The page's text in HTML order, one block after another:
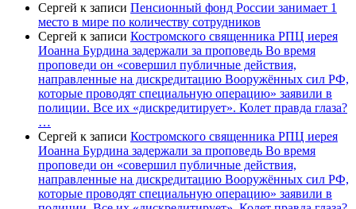
Сергей к записи Пенсионный фонд России занимает 1
место в мире по количеству сотрудников
Сергей к записи Костромского священника РПЦ иерея
Иоанна Бурдина задержали за проповедь Во время
проповеди он «совершил публичные действия,
направленные на дискредитацию Вооружённых сил РФ,
которые проводят специальную операцию» заявили в
полиции. Все их «дискредитирует». Колет правда глаза?
…
Сергей к записи Костромского священника РПЦ иерея
Иоанна Бурдина задержали за проповедь Во время
проповеди он «совершил публичные действия,
направленные на дискредитацию Вооружённых сил РФ,
которые проводят специальную операцию» заявили в